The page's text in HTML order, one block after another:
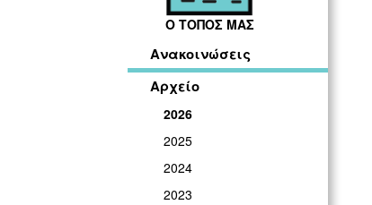
Ο ΤΟΠΟΣ ΜΑΣ
Ανακοινώσεις
Αρχείο
2026
2025
2024
2023